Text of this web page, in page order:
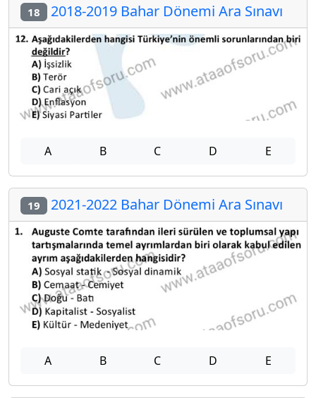
18 2018-2019 Bahar Dönemi Ara Sınavı
A B C D E
19 2021-2022 Bahar Dönemi Ara Sınavı
A B C D E